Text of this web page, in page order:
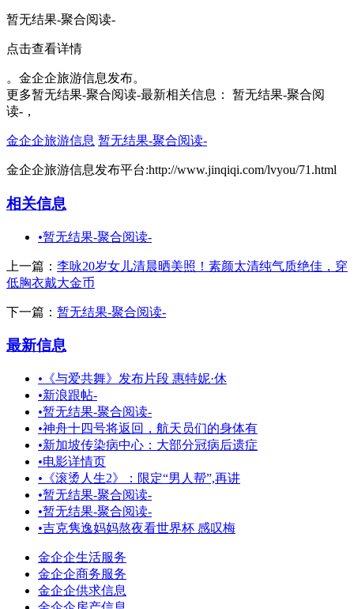
暂无结果-聚合阅读-
点击查看详情
。金企企旅游信息发布。
更多暂无结果-聚合阅读-最新相关信息： 暂无结果-聚合阅
读-，
金企企旅游信息 暂无结果-聚合阅读-
金企企旅游信息发布平台:http://www.jinqiqi.com/lvyou/71.html
相关信息
•暂无结果-聚合阅读-
上一篇： 李咏20岁女儿清晨晒美照！素颜太清纯气质绝佳，穿
低胸衣戴大金币
下一篇： 暂无结果-聚合阅读-
最新信息
• 《与爱共舞》发布片段 惠特妮·休
•新浪跟帖-
•暂无结果-聚合阅读-
•神舟十四号将返回，航天员们的身体有
•新加坡传染病中心：大部分冠病后遗症
•电影详情页
• 《滚烫人生2》：限定“男人帮”,再讲
•暂无结果-聚合阅读-
•暂无结果-聚合阅读-
•吉克隽逸妈妈熬夜看世界杯 感叹梅
金企企生活服务
金企企商务服务
金企企供求信息